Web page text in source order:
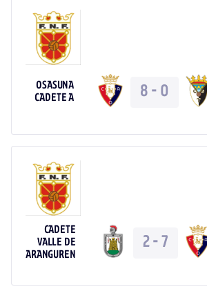
OSASUNA
CADETE A
8 - 0
CADETE
VALLE DE
ARANGUREN
2-7